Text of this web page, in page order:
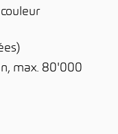
max. 80'000